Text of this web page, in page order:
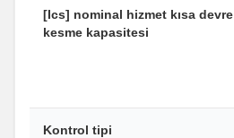
[Ics] nominal hizmet kısa devre
kesme kapasitesi
Kontrol tipi